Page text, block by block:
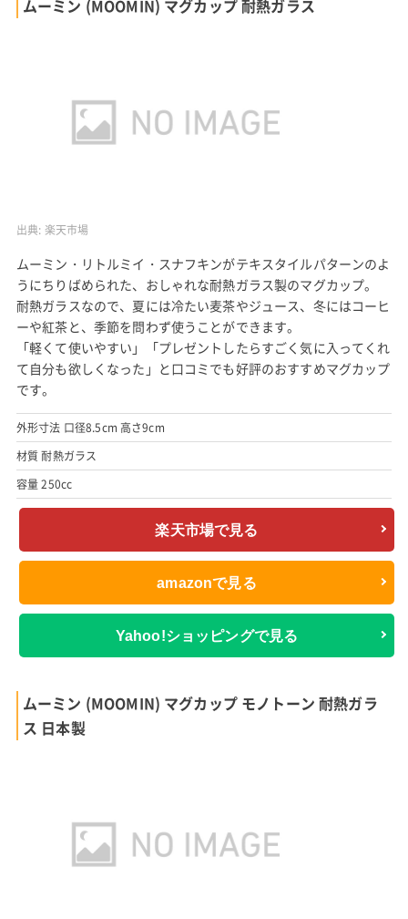
ムーミン (MOOMIN) マグカップ 耐熱ガラス
出典: 楽天市場
ムーミン・リトルミイ・スナフキンがテキスタイルパターンのよ
うにちりばめられた、おしゃれな耐熱ガラス製のマグカップ。
耐熱ガラスなので、夏には冷たい麦茶やジュース、冬にはコーヒ
ーや紅茶と、季節を問わず使うことができます。
「軽くて使いやすい」「プレゼントしたらすごく気に入ってくれ
て自分も欲しくなった」と口コミでも好評のおすすめマグカップ
です。
外形寸法 口径8.5cm 高さ9cm
材質 耐熱ガラス
容量 250cc
楽天市場で見る
amazonで見る
Yahoo!ショッピングで見る
ムーミン (MOOMIN) マグカップ モノトーン 耐熱ガラ
ス 日本製